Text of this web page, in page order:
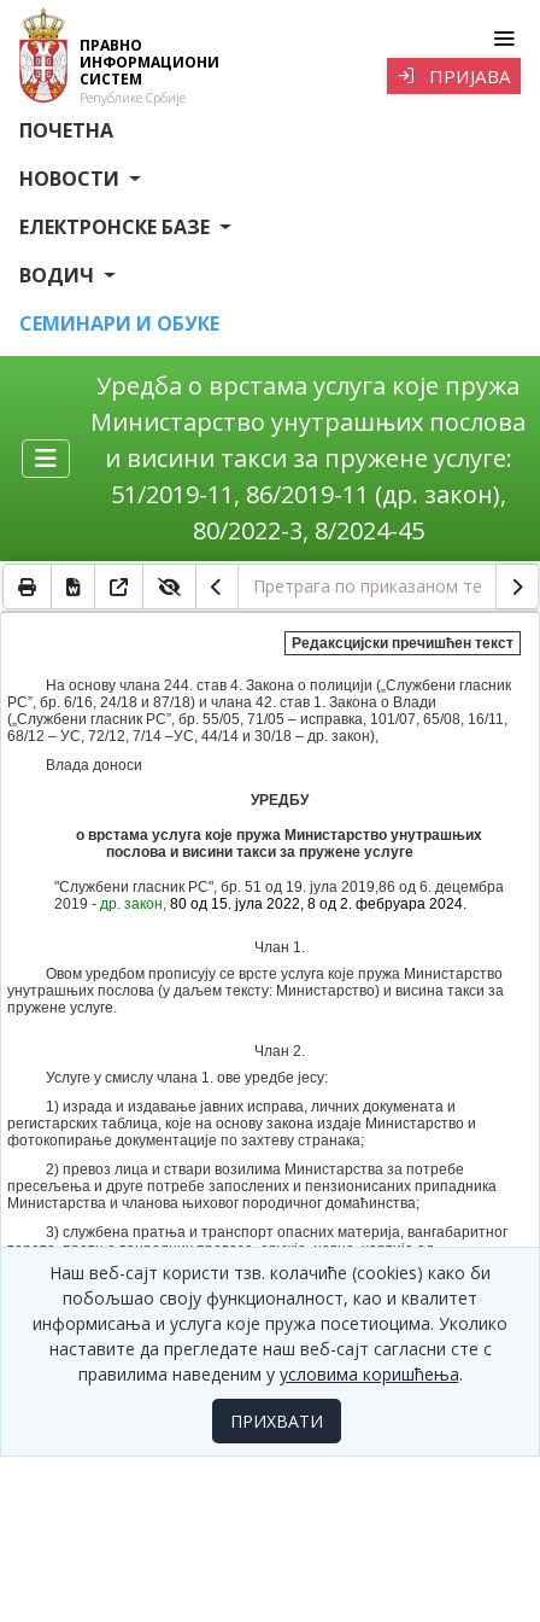
ПРАВНО
ИНФОРМАЦИОНИ
СИСТЕМ
Републике Србије
ПРИЈАВА
ПОЧЕТНА
НОВОСТИ
ЕЛЕКТРОНСКЕ БАЗЕ
ВОДИЧ
СЕМИНАРИ И ОБУКЕ
Наш веб-сајт користи тзв. колачиће (cookies) како би
побољшао своју функционалност, као и квалитет
информисања и услуга које пружа посетиоцима. Уколико
наставите да прегледате наш веб-сајт сагласни сте с
правилима наведеним у условима коришћења.
ПРИХВАТИ
Уредба о врстама услуга које пружа
Министарство унутрашњих послова
и висини такси за пружене услуге:
51/2019-11, 86/2019-11 (др. закон),
80/2022-3, 8/2024-45
Редаксцијски пречишћен текст
На основу члана 244. став 4. Закона о полицији („Службени гласник
РС”, бр. 6/16, 24/18 и 87/18) и члана 42. став 1. Закона о Влади
(„Службени гласник РС”, бр. 55/05, 71/05 – исправка, 101/07, 65/08, 16/11,
68/12 – УС, 72/12, 7/14 –УС, 44/14 и 30/18 – др. закон),
Влада доноси
УРЕДБУ
о врстама услуга које пружа Министарство унутрашњих
послова и висини такси за пружене услуге
"Службени гласник РС", бр. 51 од 19. јула 2019, 86 од 6. децембра
2019 - др. закон, 80 од 15. јула 2022, 8 од 2. фебруара 2024.
Члан 1.
Овом уредбом прописују се врсте услуга које пружа Министарство
унутрашњих послова (у даљем тексту: Министарство) и висина такси за
пружене услуге.
Члан 2.
Услуге у смислу члана 1. ове уредбе јесу:
1) израда и издавање јавних исправа, личних докумената и
регистарских таблица, које на основу закона издаје Министарство и
фотокопирање документације по захтеву странака;
2) превоз лица и ствари возилима Министарства за потребе
пресељења и друге потребе запослених и пензионисаних припадника
Министарства и чланова њиховог породичног домаћинства;
3) службена пратња и транспорт опасних материја, вангабаритног
терета, пратња ванредних превоза, оружја, новца, хартија од
вредности, племенитих метала и других драгоцености, уметничких и
других предмета и добара од значаја за Републику Србију, за потребе
Народне банке Србије, пословних банака, установа, организација и
других правних лица;
4) ангажовање припадника Министарства, као и службених
животиња и опреме Министарства ради обезбеђивања спортских
приредби и других јавних окупљања у складу са законом, а по захтеву
5) пружање полицијске помоћи у извршењима и поступцима
вансудског намирења, a пo захтеву државних органа или правних или
физичких лица са јавним овлашћењима односно овлашћеног правног